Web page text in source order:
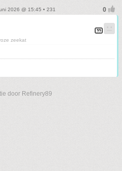
2026 @ 15:45 • 231
zeekat
door Refinery89